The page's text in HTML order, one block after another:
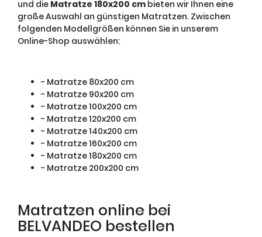
und die Matratze 180x200 cm bieten wir Ihnen eine
große Auswahl an günstigen Matratzen. Zwischen
folgenden Modellgrößen können Sie in unserem
Online-Shop auswählen:
- Matratze 80x200 cm
- Matratze 90x200 cm
- Matratze 100x200 cm
- Matratze 120x200 cm
- Matratze 140x200 cm
- Matratze 160x200 cm
- Matratze 180x200 cm
- Matratze 200x200 cm
Matratzen online bei
BELVANDEO bestellen